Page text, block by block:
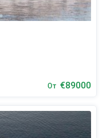
От €89000